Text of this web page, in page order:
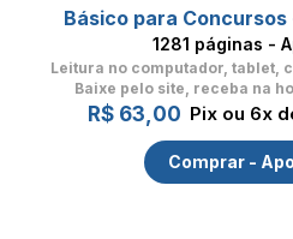
Básico para
1281 páginas -
Leitura no computador, tablet,
Baixe pelo site, receba na
R$ 63,00 Pix ou 6x
Comprar -